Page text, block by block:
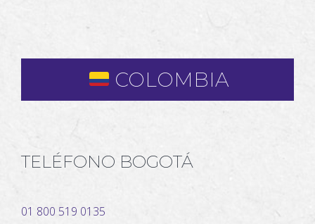
COLOMBIA
TELÉFONO BOGOTÁ
01 800 519 0135